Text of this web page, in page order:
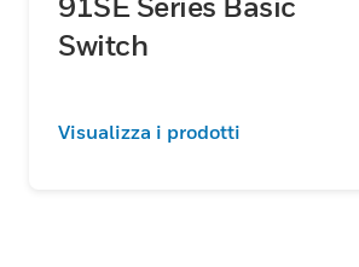
Switch
Visualizza i prodotti